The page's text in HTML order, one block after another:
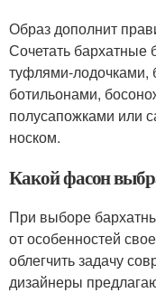
Образ дополнит
Сочетать
туфлями-лодочками,
ботильонами,
полусапожками или
носком.
Какой фасон
При выборе
от особенностей
облегчить задачу
дизайнеры